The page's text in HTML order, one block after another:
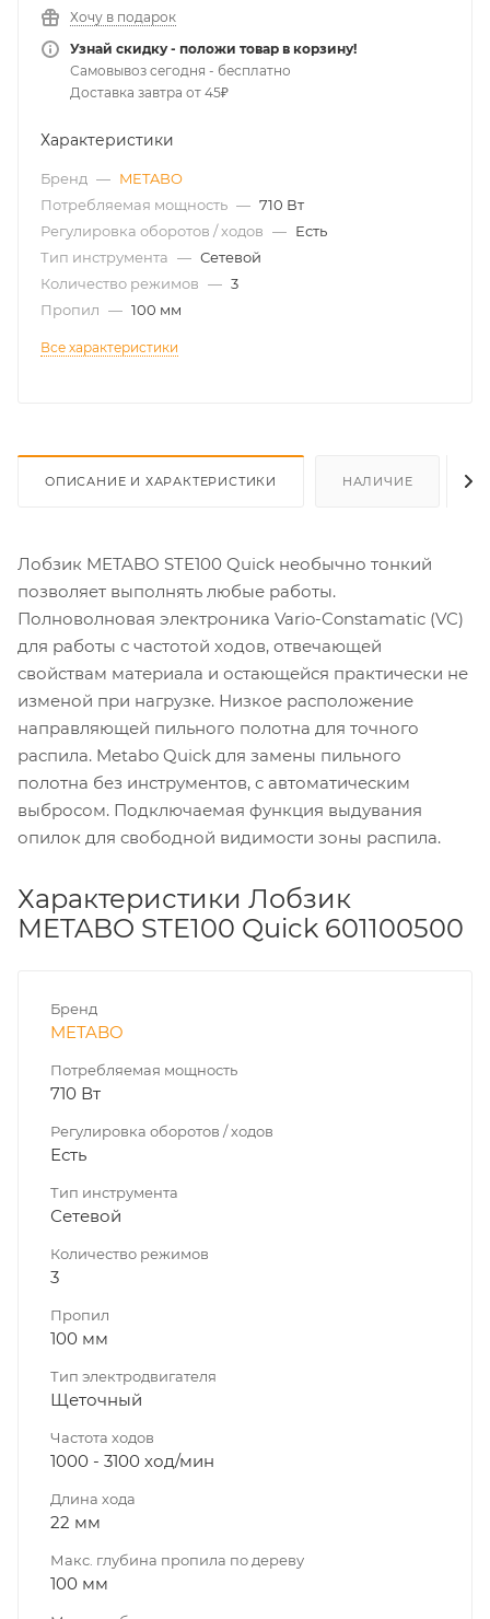
Хочу в подарок
Узнай скидку - положи товар в корзину!
Самовывоз сегодня - бесплатно
Доставка завтра от 45₽
Характеристики
Бренд — METABO
Потребляемая мощность — 710 Вт
Регулировка оборотов / ходов — Есть
Тип инструмента — Сетевой
Количество режимов — 3
Пропил — 100 мм
Все характеристики
ОПИСАНИЕ И ХАРАКТЕРИСТИКИ НАЛИЧИЕ
Лобзик METABO STE100 Quick необычно тонкий
позволяет выполнять любые работы.
Полноволновая электроника Vario-Constamatic (VC)
для работы с частотой ходов, отвечающей
свойствам материала и остающейся практически не
изменой при нагрузке. Низкое расположение
направляющей пильного полотна для точного
распила. Metabo Quick для замены пильного
полотна без инструментов, с автоматическим
выбросом. Подключаемая функция выдувания
опилок для свободной видимости зоны распила.
Характеристики Лобзик
METABO STE100 Quick 601100500
Бренд
METABO
Потребляемая мощность
710 Вт
Регулировка оборотов / ходов
Есть
Тип инструмента
Сетевой
Количество режимов
3
Пропил
100 мм
Тип электродвигателя
Щеточный
Частота ходов
1000 - 3100 ход/мин
Длина хода
22 мм
Макс. глубина пропила по дереву
100 мм